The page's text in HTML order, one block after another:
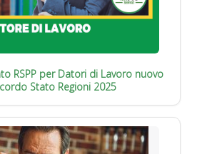
RSPP per Datori di Lavoro nuovo
Stato Regioni 2025